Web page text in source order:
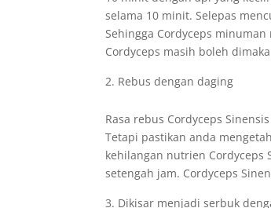
selama 10 minit. Selepas
Sehingga Cordyceps
Cordyceps masih boleh
Rebus dengan daging
Rasa rebus Cordyceps
Tetapi pastikan anda
kehilangan nutrien Cordyceps
setengah jam. Cordyceps
Dikisar menjadi serbuk